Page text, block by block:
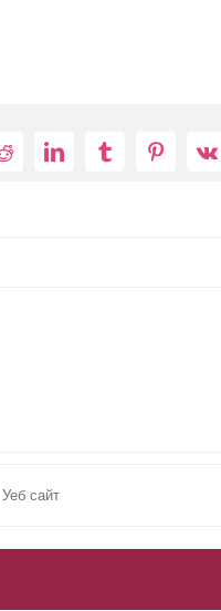
RedditLinkedInTumblrPinterest
Vk